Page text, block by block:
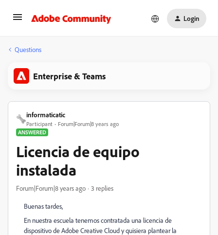
Login
Questions
Enterprise & Teams
informaticatic
Participant
Forum|Forum|8 years ago
ANSWERED
Licencia de equipo
instalada
Forum|Forum|8 years ago 3 replies
Buenas tardes,
En nuestra escuela tenemos contratada una licencia de
dispositivo de Adobe Creative Cloud y quisiera plantear la